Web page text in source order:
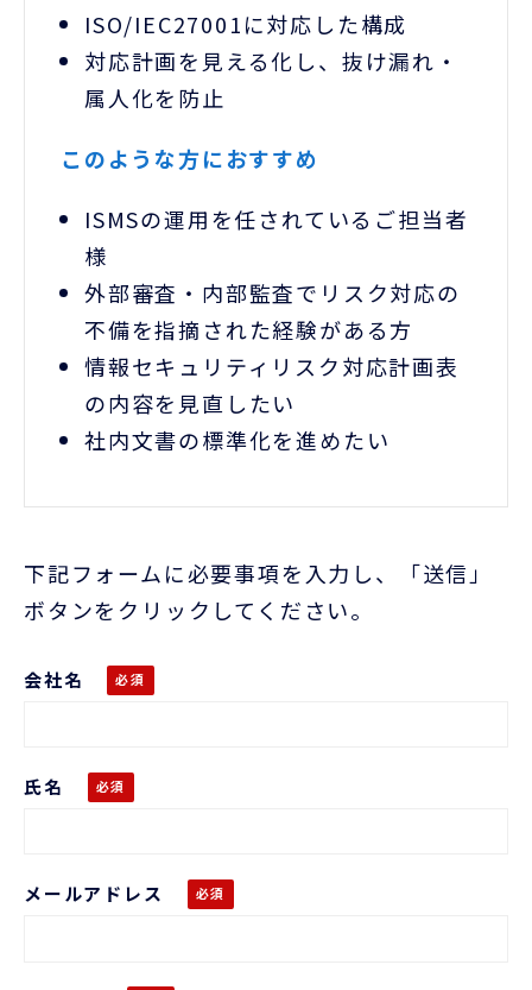
ISO/IEC27001に対応した構成
対応計画を見える化し、抜け漏れ・
属人化を防止
このような方におすすめ
ISMSの運用を任されているご担当者
様
外部審査・内部監査でリスク対応の
不備を指摘された経験がある方
情報セキュリティリスク対応計画表
の内容を見直したい
社内文書の標準化を進めたい
下記フォームに必要事項を入力し、「送信」
ボタンをクリックしてください。
会社名
氏名
メールアドレス